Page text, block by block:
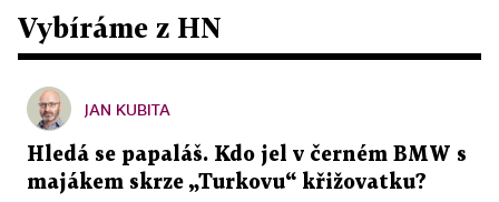
Vybíráme z HN
JAN KUBITA
Hledá se papaláš. Kdo jel v černém BMW s
majákem skrze „Turkovu“ křižovatku?